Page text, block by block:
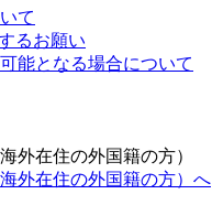
て
るお願い
能となる場合について
外在住の外国籍の方）
外在住の外国籍の方）へ